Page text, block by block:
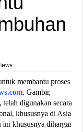
membantu proses
. Gambir,
telah digunakan secara
khususnya di Asia
ini khususnya dihargai